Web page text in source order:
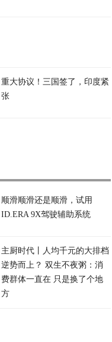
重大协议！三国签了，印度紧
张
顺滑顺滑还是顺滑，试用
ID.ERA 9X驾驶辅助系统
主厨时代丨人均千元的大排档
逆势而上？ 双生不夜粥：消
费群体一直在 只是换了个地
方